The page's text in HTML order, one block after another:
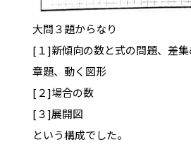
大問３題からなり
[１]新傾向の数と式の問題、差
章題、動く図形
[２]場合の数
[３]展開図
という構成でした。